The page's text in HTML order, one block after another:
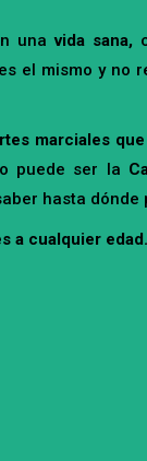
unavida sana,
el mismo y no
marciales
puede ser la
hasta dónde
a cualquier edad.